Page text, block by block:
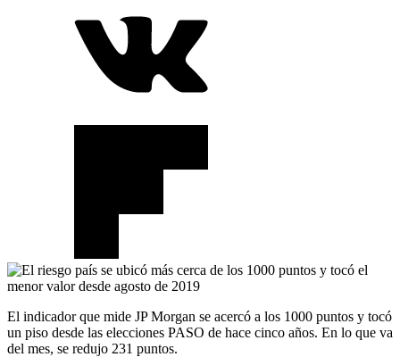
El indicador que mide JP Morgan se acercó a los 1000 puntos y tocó
un piso desde las elecciones PASO de hace cinco años. En lo que va
del mes, se redujo 231 puntos.